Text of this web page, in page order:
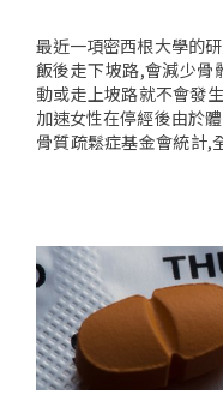
最近一項密西根大學的
飯後走下坡路,會減少骨
動或走上坡路就不會發
加速女性在停經後由於
骨質疏鬆症基金會統計,
骨質流失情形又比一般
坡路,是不是會影響停經
形.研究對象與過程研究
約7年的女性糖尿病患
與下坡路各40分鐘、在
都沒有運動.研究團隊
值、以及葡萄糖與胰島